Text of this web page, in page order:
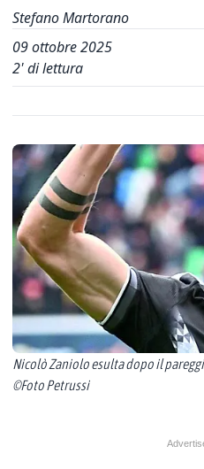
Stefano Martorano
09 ottobre 2025
2' di lettura
Nicolò Zaniolo esulta dopo il
©Foto Petrussi